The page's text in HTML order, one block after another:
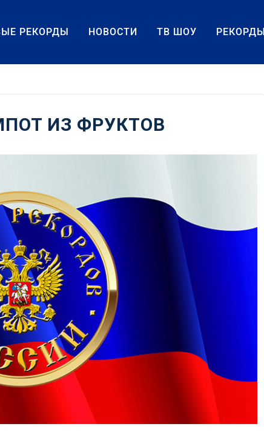
РЕКОРДЫ НОВОСТИ ТВ ШОУ
ИЗ ФРУКТОВ